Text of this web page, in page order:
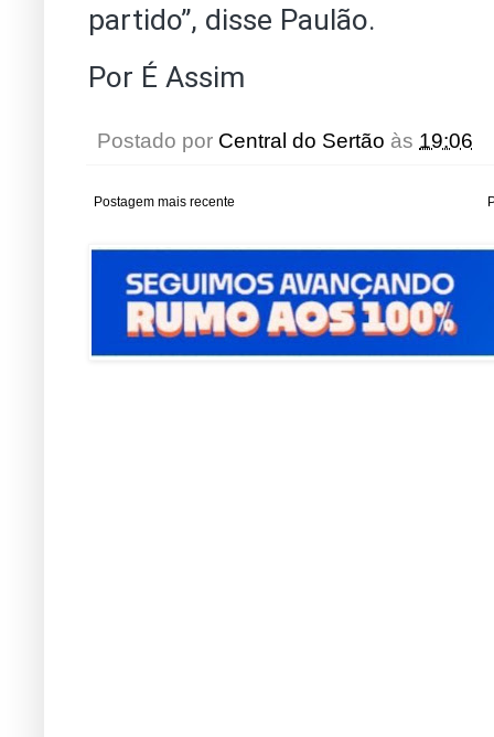
partido”, disse Paulão.
Por É Assim
Postado por Central do Sertão às 19:06
Postagem mais recente